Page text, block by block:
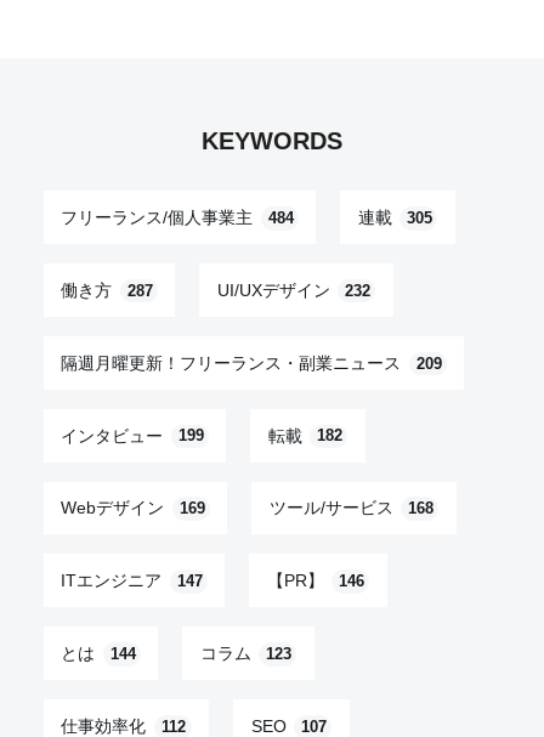
KEYWORDS
フリーランス/個人事業主 484 連載 305
働き方 287 UI/UXデザイン 232
隔週月曜更新！フリーランス・副業ニュース 209
インタビュー 199 転載 182
Webデザイン 169 ツール/サービス 168
ITエンジニア 147 【PR】 146
とは 144 コラム 123
仕事効率化 112 SEO 107